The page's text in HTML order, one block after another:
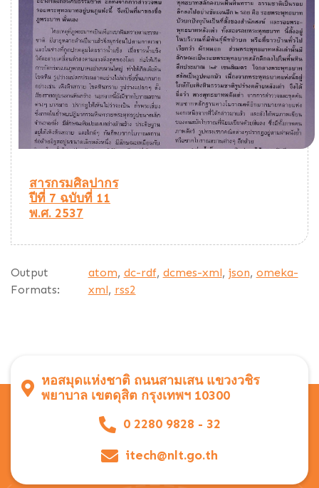
สารกรมศิลปากร
ปีที่ 7 ฉบับที่ 11
พ.ศ. 2537
Output
Formats:
atom, dc-rdf, dcmes-xml, json, omeka-
xml, rss2
หอสมุดแห่งชาติ ถนนสามเสน แขวงวชิร
พยาบาล เขตดุสิต กรุงเทพฯ 10300
0 2280 9828 - 32
itech@nlt.go.th